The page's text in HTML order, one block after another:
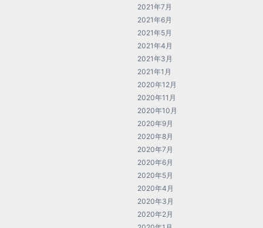
2021年7月
2021年6月
2021年5月
2021年4月
2021年3月
2021年1月
2020年12月
2020年11月
2020年10月
2020年9月
2020年8月
2020年7月
2020年6月
2020年5月
2020年4月
2020年3月
2020年2月